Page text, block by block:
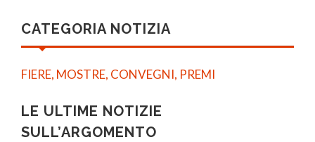
CATEGORIA NOTIZIA
FIERE, MOSTRE, CONVEGNI, PREMI
LE ULTIME NOTIZIE
SULL’ARGOMENTO